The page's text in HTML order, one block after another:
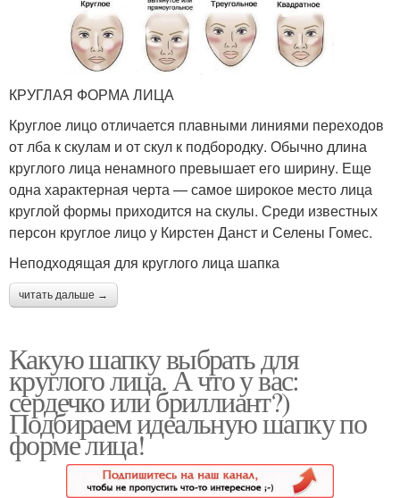
КРУГЛАЯ ФОРМА ЛИЦА
Круглое лицо отличается плавными линиями переходов
от лба к скулам и от скул к подбородку. Обычно длина
круглого лица ненамного превышает его ширину. Еще
одна характерная черта — самое широкое место лица
круглой формы приходится на скулы. Среди известных
персон круглое лицо у Кирстен Данст и Селены Гомес.
Неподходящая для круглого лица шапка
читать дальше →
Какую шапку выбрать для
круглого лица. А что у вас:
сердечко или бриллиант?)
Подбираем идеальную шапку по
форме лица!